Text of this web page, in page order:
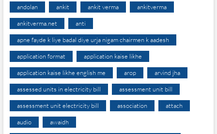
andolan ankit ankit verma ankitverma
ankitverma.net anti
apne fayde k liye badal diye urja nigam chairmen k aadesh
application format application kaise likhe
application kaise likhe english me arop arvind jha
assessed units in electricity bill assessment unit bill
assessment unit electricity bill association attach
audio awaidh